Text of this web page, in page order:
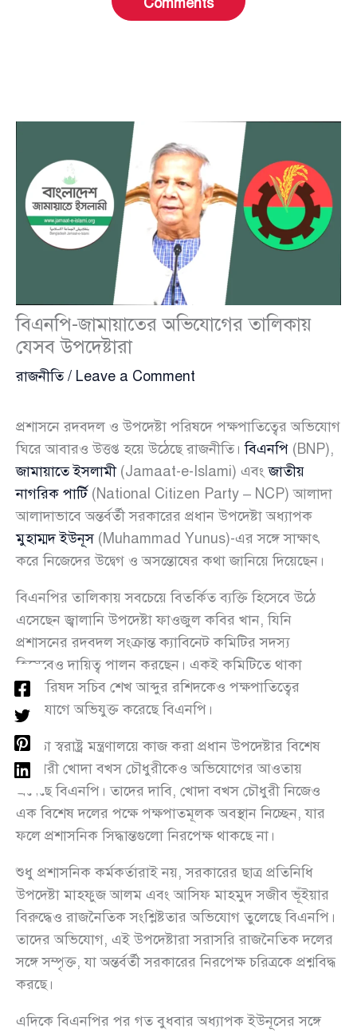
বিএনপি-জামায়াতের অভিযোগের তালিকায়
যেসব উপদেষ্টারা
রাজনীতি/ Leave a Comment
প্রশাসনে রদবদল ও উপদেষ্টা পরিষদে পক্ষপাতিত্বের অভিযোগ
ঘিরে আবারও উত্তপ্ত হয়ে উঠেছে রাজনীতি।বিএনপি (BNP),
জামায়াতে ইসলামী(Jamaat-e-Islami) এবংজাতীয়
নাগরিক পার্টি(National Citizen Party – NCP) আলাদা
আলাদাভাবে অন্তর্বর্তী সরকারের প্রধান উপদেষ্টা অধ্যাপক
মুহাম্মদ ইউনূস(Muhammad Yunus)-এর সঙ্গে সাক্ষাৎ
করে নিজেদের উদ্বেগ ও অসন্তোষের কথা জানিয়ে দিয়েছেন।
বিএনপির তালিকায় সবচেয়ে বিতর্কিত ব্যক্তি হিসেবে উঠে
এসেছেন জ্বালানি উপদেষ্টা ফাওজুল কবির খান, যিনি
প্রশাসনের রদবদল সংক্রান্ত ক্যাবিনেট কমিটির সদস্য
হিসেবেও দায়িত্ব পালন করছেন। একই কমিটিতে থাকা
মন্ত্রিপরিষদ সচিব শেখ আব্দুর রশিদকেও পক্ষপাতিত্বের
অভিযোগে অভিযুক্ত করেছে বিএনপি।
এছাড়া স্বরাষ্ট্র মন্ত্রণালয়ে কাজ করা প্রধান উপদেষ্টার বিশেষ
সহকারী খোদা বখস চৌধুরীকেও অভিযোগের আওতায়
এনেছে বিএনপি। তাদের দাবি, খোদা বখস চৌধুরী নিজেও
এক বিশেষ দলের পক্ষে পক্ষপাতমূলক অবস্থান নিচ্ছেন, যার
ফলে প্রশাসনিক সিদ্ধান্তগুলো নিরপেক্ষ থাকছে না।
শুধু প্রশাসনিক কর্মকর্তারাই নয়, সরকারের ছাত্র প্রতিনিধি
উপদেষ্টা মাহফুজ আলম এবং আসিফ মাহমুদ সজীব ভূঁইয়ার
বিরুদ্ধেও রাজনৈতিক সংশ্লিষ্টতার অভিযোগ তুলেছে বিএনপি।
তাদের অভিযোগ, এই উপদেষ্টারা সরাসরি রাজনৈতিক দলের
সঙ্গে সম্পৃক্ত, যা অন্তর্বর্তী সরকারের নিরপেক্ষ চরিত্রকে প্রশ্নবিদ্ধ
করছে।
এদিকে বিএনপির পর গত বুধবার অধ্যাপক ইউনূসের সঙ্গে